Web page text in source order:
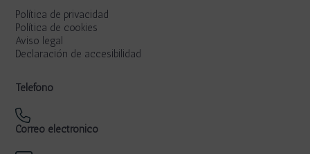
Política de privacidad
Política de cookies
Aviso legal
Declaración de accesibilidad
Teléfono
Correo electrónico